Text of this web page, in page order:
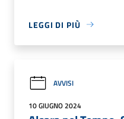
LEGGI DI PIÙ
AVVISI
10 GIUGNO 2024